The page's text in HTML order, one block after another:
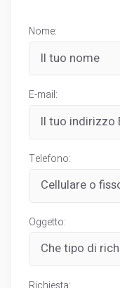
Nome:
E-mail:
Telefono:
Oggetto: